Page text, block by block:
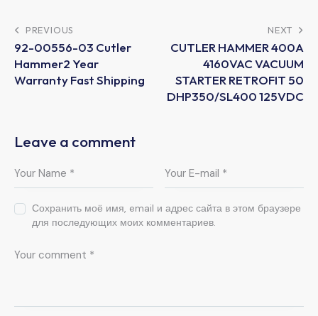
PREVIOUS
92-00556-03 Cutler
Hammer2 Year
Warranty Fast Shipping
NEXT
CUTLER HAMMER 400A
4160VAC VACUUM
STARTER RETROFIT 50
DHP350/SL400 125VDC
Leave a comment
Сохранить моё имя, email и адрес сайта в этом браузере
для последующих моих комментариев.